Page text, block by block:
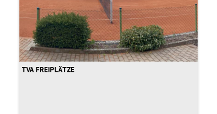
TVA FREIPLÄTZE